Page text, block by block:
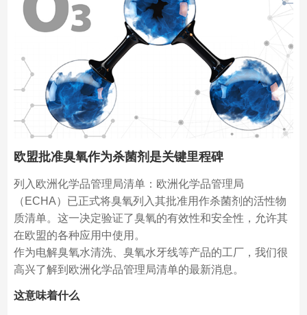
欧盟批准臭氧作为杀菌剂是关键里程碑
列入欧洲化学品管理局清单：欧洲化学品管理局
（ECHA）已正式将臭氧列入其批准用作杀菌剂的活性物
质清单。这一决定验证了臭氧的有效性和安全性，允许其
在欧盟的各种应用中使用。
作为电解臭氧水清洗、臭氧水牙线等产品的工厂，我们很
高兴了解到欧洲化学品管理局清单的最新消息。
这意味着什么